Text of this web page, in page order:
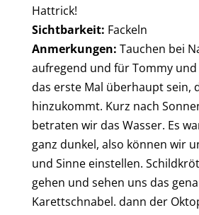
Hattrick!
Sichtbarkeit: Fackeln
Anmerkungen: Tauchen bei
aufregend und für Tommy und
das erste Mal überhaupt sein,
hinzukommt. Kurz nach
betraten wir das Wasser. Es
ganz dunkel, also können wir
und Sinne einstellen.
gehen und sehen uns das
Karettschnabel. dann der